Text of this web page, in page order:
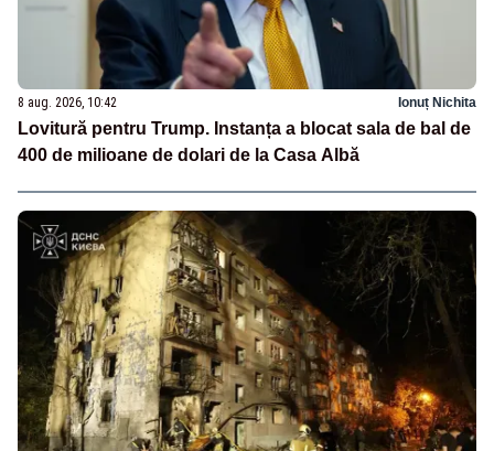
8 aug. 2026, 10:42 Ionuț Nichita
Lovitură pentru Trump. Instanța a blocat sala de bal de
400 de milioane de dolari de la Casa Albă